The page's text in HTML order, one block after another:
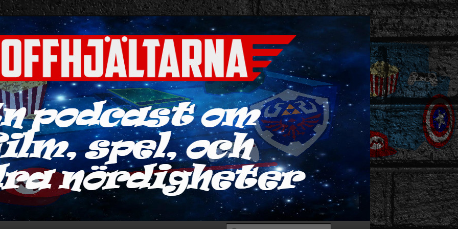
nördigheter